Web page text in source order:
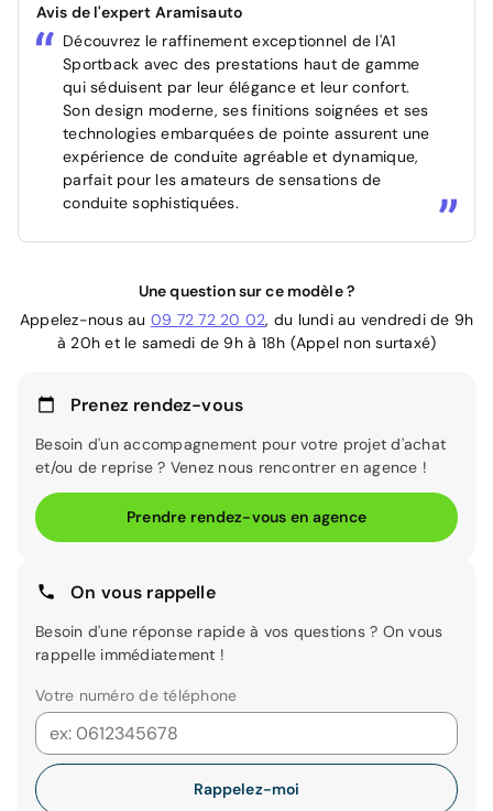
Avis de l'expert Aramisauto
Découvrez le raffinement exceptionnel de l'A1
Sportback avec des prestations haut de gamme
qui séduisent par leur élégance et leur confort.
Son design moderne, ses finitions soignées et ses
technologies embarquées de pointe assurent une
expérience de conduite agréable et dynamique,
parfait pour les amateurs de sensations de
conduite sophistiquées.
Une question sur ce modèle ?
Appelez-nous au 09 72 72 20 02, du lundi au vendredi de 9h
à 20h et le samedi de 9h à 18h (Appel non surtaxé)
Prenez rendez-vous
Besoin d'un accompagnement pour votre projet d'achat
et/ou de reprise ? Venez nous rencontrer en agence !
Prendre rendez-vous en agence
On vous rappelle
Besoin d'une réponse rapide à vos questions ? On vous
rappelle immédiatement !
Votre numéro de téléphone
Rappelez-moi